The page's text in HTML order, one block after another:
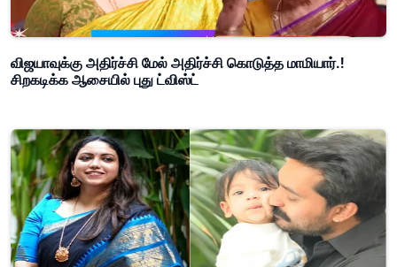
விஜயாவுக்கு அதிர்ச்சி மேல் அதிர்ச்சி கொடுத்த மாமியார்.!
சிறகடிக்க ஆசையில் புது ட்விஸ்ட்